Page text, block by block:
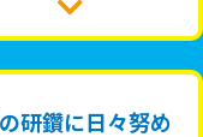
研鑽に日々努め